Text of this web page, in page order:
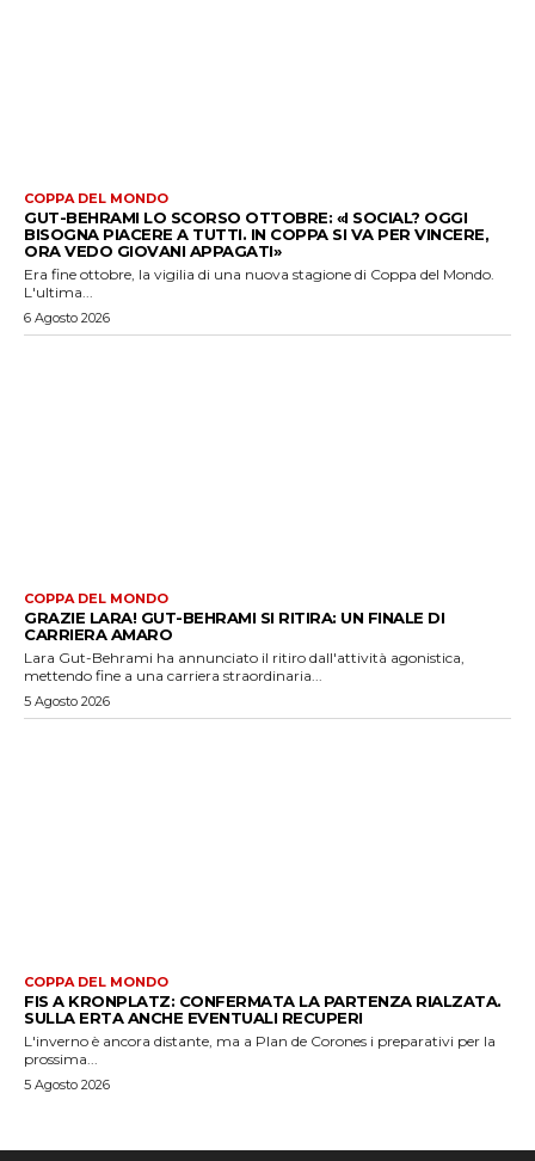
COPPA DEL MONDO
GUT-BEHRAMI LO SCORSO OTTOBRE: «I SOCIAL? OGGI
BISOGNA PIACERE A TUTTI. IN COPPA SI VA PER VINCERE,
ORA VEDO GIOVANI APPAGATI»
Era fine ottobre, la vigilia di una nuova stagione di Coppa del Mondo.
L'ultima...
6 Agosto 2026
COPPA DEL MONDO
GRAZIE LARA! GUT-BEHRAMI SI RITIRA: UN FINALE DI
CARRIERA AMARO
Lara Gut-Behrami ha annunciato il ritiro dall'attività agonistica,
mettendo fine a una carriera straordinaria...
5 Agosto 2026
COPPA DEL MONDO
FIS A KRONPLATZ: CONFERMATA LA PARTENZA RIALZATA.
SULLA ERTA ANCHE EVENTUALI RECUPERI
L'inverno è ancora distante, ma a Plan de Corones i preparativi per la
prossima...
5 Agosto 2026